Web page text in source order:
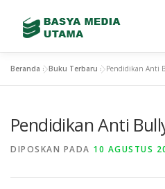
GALLERY TEAM
Beranda »Buku Terbaru »Pendidikan Anti
Pendidikan Anti
DIPOSKAN PADA 10 AGUSTUS